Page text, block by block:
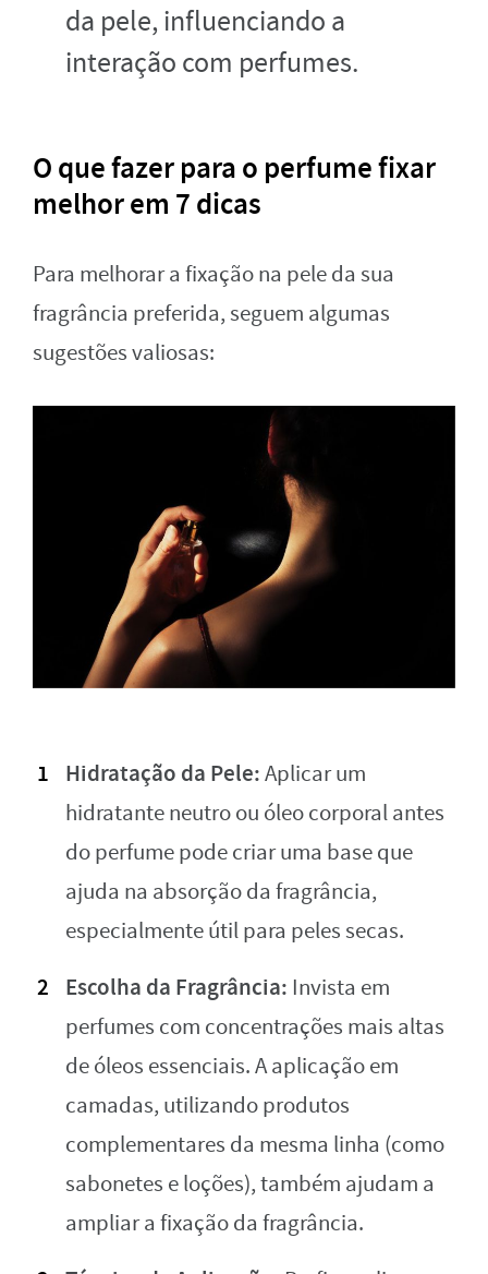
da pele, influenciando a
interação com perfumes.
O que fazer para o perfume fixar
melhor em 7 dicas
Para melhorar a fixação na pele da sua
fragrância preferida, seguem algumas
sugestões valiosas:
Hidratação da Pele:Aplicar um
hidratante neutro ou óleo corporal antes
do perfume pode criar uma base que
ajuda na absorção da fragrância,
especialmente útil para peles secas.
Escolha da Fragrância: Invista em
perfumes com concentrações mais altas
de óleos essenciais. A aplicação em
camadas, utilizando produtos
complementares da mesma linha (como
sabonetes e loções), também ajudam a
ampliar a fixação da fragrância.